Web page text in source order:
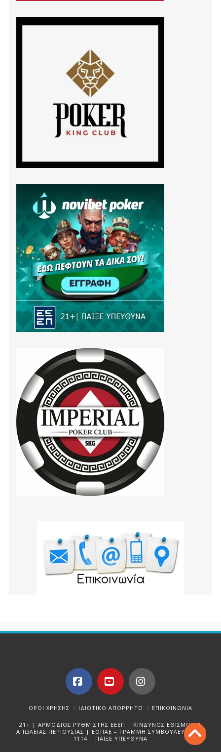
FacebookYouTubeInstagram
ΌΡΟΙ ΧΡΉΣΗΣ ΙΔΙΩΤΙΚΌ ΑΠΌΡΡΗΤΟ ΕΠΙΚΟΙΝΩΝΊΑ
21+ | ΑΡΜΟΔΙΟΣ ΡΥΘΜΙΣΤΗΣ ΕΕΕΠ | ΚΙΝΔΥΝΟΣ ΕΘΙΣΜΟΥ &
ΑΠΩΛΕΙΑΣ ΠΕΡΙΟΥΣΙΑΣ | ΕΟΠΑΕ – ΓΡΑΜΜΗ ΣΥΜΒΟΥΛΕΥΤΙΚΗΣ:
1114 | ΠΑΙΞΕ ΥΠΕΥΘΥΝΑ